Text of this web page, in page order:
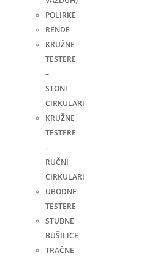
POLIRKE
RENDE
KRUŽNE
TESTERE
–
STONI
CIRKULARI
KRUŽNE
TESTERE
–
RUČNI
CIRKULARI
UBODNE
TESTERE
STUBNE
BUŠILICE
TRAČNE